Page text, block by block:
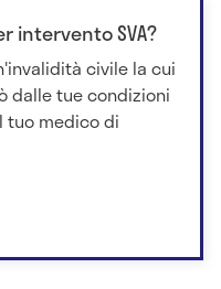
intervento SVA?
civile la cui
dalle tue condizioni
tuo medico di